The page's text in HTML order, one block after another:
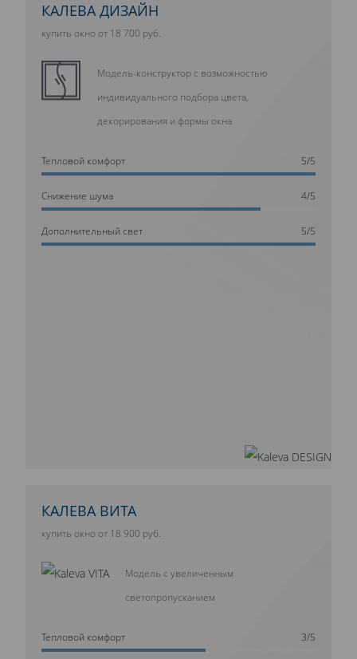
КАЛЕВА ДИЗАЙН
купить окно от 18 700 руб.
Модель-конструктор с возможностью
индивидуального подбора цвета,
декорирования и формы окна
Тепловой комфорт 5/5
Cнижение шума 4/5
Дополнительный свет 5/5
КАЛЕВА ВИТА
купить окно от 18 900 руб.
Модель с увеличенным
светопропусканием
Тепловой комфорт 3/5